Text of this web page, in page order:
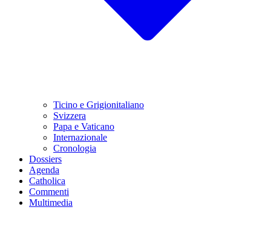
Ticino e Grigionitaliano
Svizzera
Papa e Vaticano
Internazionale
Cronologia
Dossiers
Agenda
Catholica
Commenti
Multimedia